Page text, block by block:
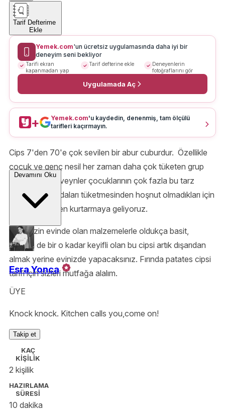
Tarif Defterime
Ekle
Yemek.com'un ücretsiz uygulamasında daha iyi bir
deneyim seni bekliyor
Tarifi ekran
kapanmadan yap
Tarif defterine ekle
Deneyenlerin
fotoğraflarını gör
Uygulamada Aç
+ Yemek.com'u kaydedin, denenmiş, tam ölçülü
tarifleri kaçırmayın.
Cips 7'den 70'e çok sevilen bir abur cuburdur. Özellikle
çocuk ve genç nesil her zaman daha çok tüketen grup
olmuştur. Ebeveynler çocuklarının çok fazla bu tarz
paketlenmiş gıdaları tüketmesinden hoşnut olmadıkları için
sizleri bu dertten kurtarmaya geliyoruz.
Hepimizin evinde olan malzemelerle oldukça basit,
yemesi de bir o kadar keyifli olan bu cipsi artık dışarıdan
almak yerine evinizde yapacaksınız. Fırında patates cipsi
tarifi için sizleri mutfağa alalım.
Devamını Oku
Esra Yonca
ÜYE
Knock knock. Kitchen calls you,come on!
Takip et
KAÇ
KİŞİLİK
2 kişilik
HAZIRLAMA
SÜRESİ
10 dakika